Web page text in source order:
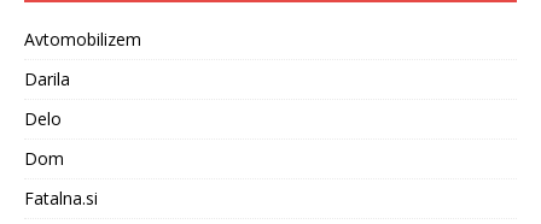
Avtomobilizem
Darila
Delo
Dom
Fatalna.si